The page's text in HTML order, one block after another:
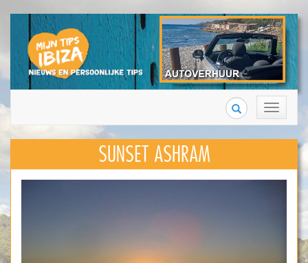
Toggle
navigation
Search
SUNSET ASHRAM